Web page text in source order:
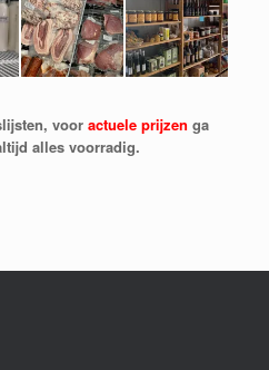
voor actuele prijzen ga
alles voorradig.